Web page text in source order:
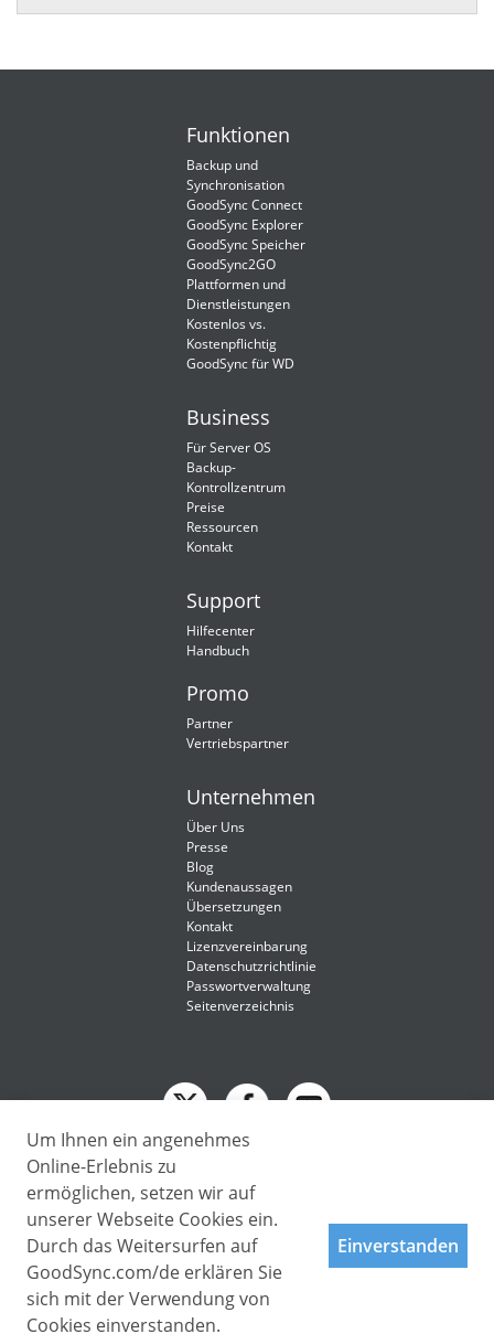
Funktionen
Backup und
Synchronisation
GoodSync Connect
GoodSync Explorer
GoodSync Speicher
GoodSync2GO
Plattformen und
Dienstleistungen
Kostenlos vs.
Kostenpflichtig
GoodSync für WD
Business
Für Server OS
Backup-
Kontrollzentrum
Preise
Ressourcen
Kontakt
Support
Hilfecenter
Handbuch
Promo
Partner
Vertriebspartner
Unternehmen
Über Uns
Presse
Blog
Kundenaussagen
Übersetzungen
Kontakt
Lizenzvereinbarung
Datenschutzrichtlinie
Passwortverwaltung
Seitenverzeichnis
Deutsch
Español-419
Français
Italiano
Copyright © 2009 - 2026 Siber Systems, Inc. All rights reserved.
3701 Pender Dr, Suite 400, Fairfax, VA 22030
Um Ihnen ein angenehmes
Online-Erlebnis zu
ermöglichen, setzen wir auf
unserer Webseite Cookies ein.
Durch das Weitersurfen auf
GoodSync.com/de erklären Sie
sich mit der Verwendung von
Cookies einverstanden.
Einverstanden